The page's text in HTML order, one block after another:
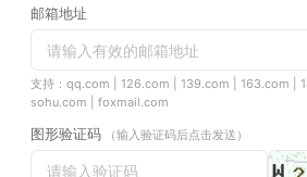
邮箱地址
支持：qq.com | 126.com | 139.com | 163.com |
sohu.com | foxmail.com
图形验证码 （输入验证码后点击发送）